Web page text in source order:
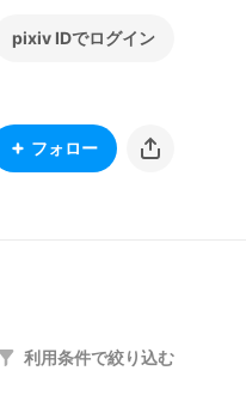
pixiv IDでログイン
フォロー
利用条件で絞り込む